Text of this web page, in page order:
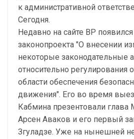
к административной
Сегодня.
Недавно на сайте ВР появился
законопроекта "О внесении
некоторые законодательные
относительно регулирования
области обеспечения
движения". Его во время
Кабмина презентовали
Арсен Аваков и его первый
Згуладзе. Уже на нынешней